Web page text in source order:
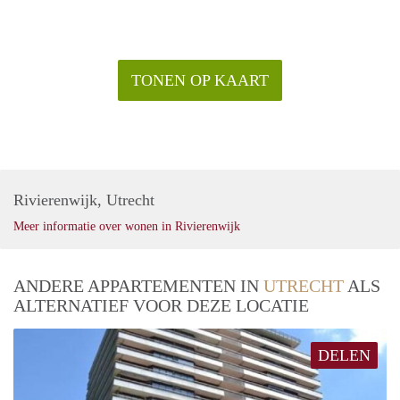
TONEN OP KAART
Rivierenwijk, Utrecht
Meer informatie over wonen in Rivierenwijk
ANDERE APPARTEMENTEN IN UTRECHT ALS
ALTERNATIEF VOOR DEZE LOCATIE
DELEN